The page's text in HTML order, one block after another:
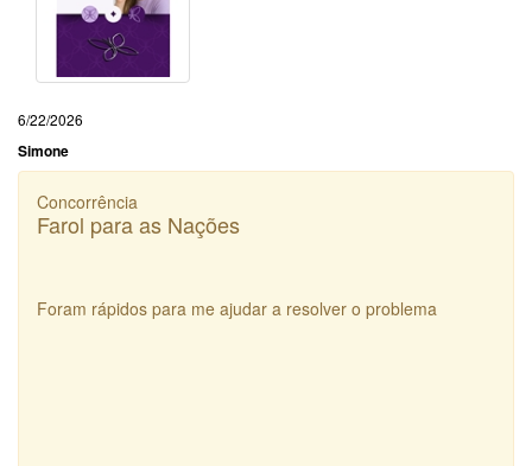
6/22/2026
Simone
Concorrência
Farol para as Nações
Foram rápidos para me ajudar a resolver o problema